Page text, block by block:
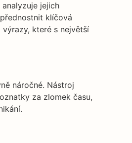
jejich
klíčová
výrazy, které s největší
náročné. Nástroj
za zlomek času,